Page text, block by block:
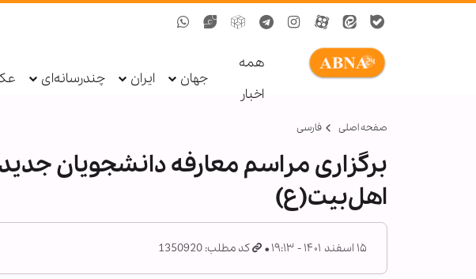
همه
اخبار
جهان ایران چندرسانه‌ای
صفحه اصلی فارسی
برگزاری مراسم معارفه دانشجویان
اهل‌بیت(ع)
۱۵ اسفند ۱۴۰۱ - ۱۹:۱۳ کد مطلب: 1350920